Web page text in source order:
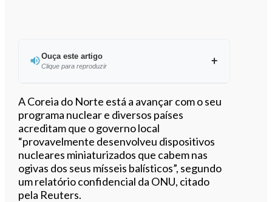
Ouça este artigo
Clique para reproduzir
Ouvir este artigo
A Coreia do Norte está a avançar com o seu
programa nuclear e diversos países
acreditam que o governo local
“provavelmente desenvolveu dispositivos
nucleares miniaturizados que cabem nas
ogivas dos seus mísseis balísticos”, segundo
um relatório confidencial da ONU, citado
pela Reuters.